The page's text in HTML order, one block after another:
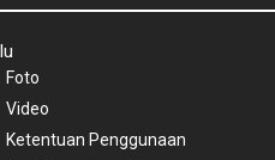
Foto
Video
Ketentuan Penggunaan